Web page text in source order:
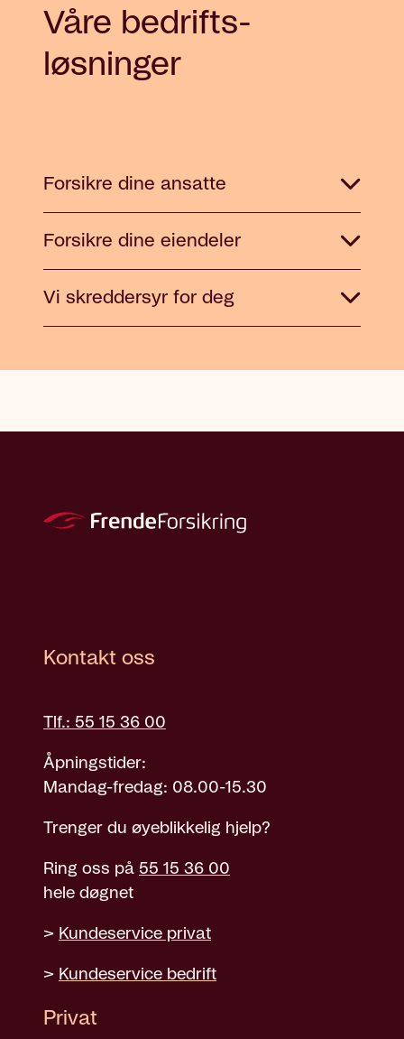
Våre bedrifts­
løsninger
Forsikre dine ansatte
Forsikre dine eiendeler
Vi skreddersyr for deg
Kontakt oss
Tlf.: 55 15 36 00
Åpningstider:
Mandag-fredag: 08.00-15.30
Trenger du øyeblikkelig hjelp?
Ring oss på 55 15 36 00
hele døgnet
> Kundeservice privat
> Kundeservice bedrift
Privat